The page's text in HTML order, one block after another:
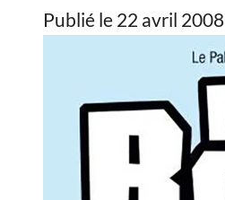
Publié le 22 avril 2008